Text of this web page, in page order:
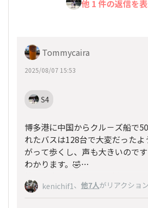
他 1 件の返信を
Tommycaira
2025/08/07 15:53
S4
博多港に中国からクル－ズ船で
れたバスは128台で大変だったよ
がって歩くし、声も大きいので
わかります。🤣
韓国の方は、カップルが多いで
https://news.ntv.co.jp/n/fbs/
y/
kenichif1、 他7人がリアクション